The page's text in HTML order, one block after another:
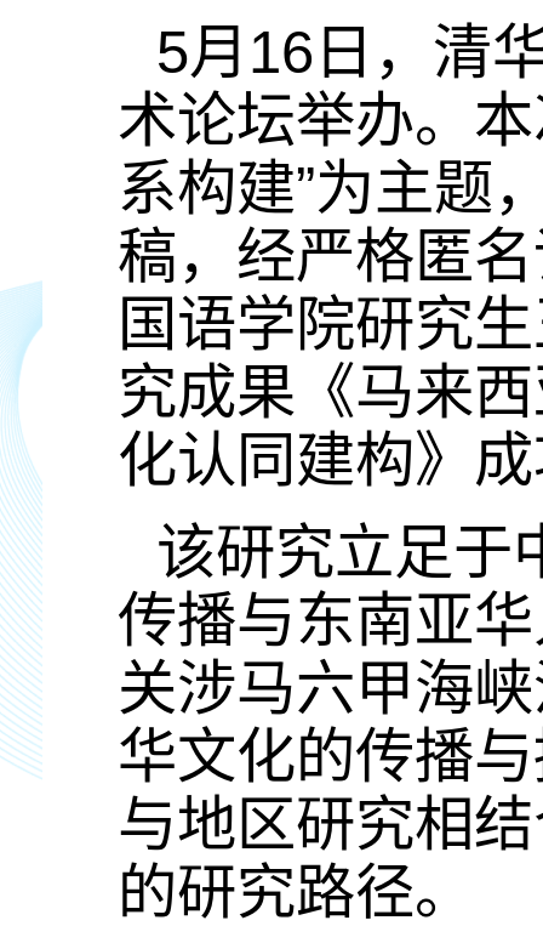
5月16日，清
术论坛举办。
系构建”为主题
稿，经严格匿
国语学院研究
究成果《马来
化认同建构》
该研究立足于
传播与东南亚
关涉马六甲海
华文化的传播
与地区研究相
的研究路径。